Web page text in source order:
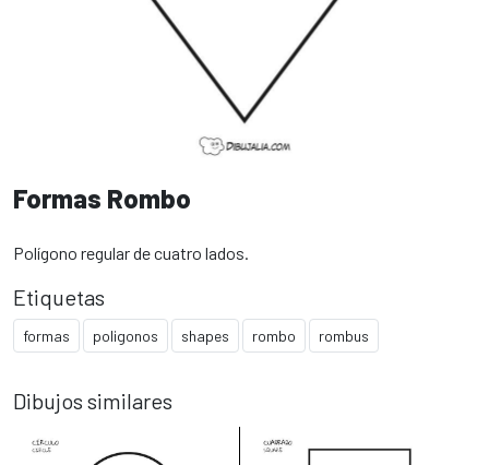
Formas Rombo
Polígono regular de cuatro lados.
Etiquetas
formas poligonos shapes rombo rombus
Dibujos similares